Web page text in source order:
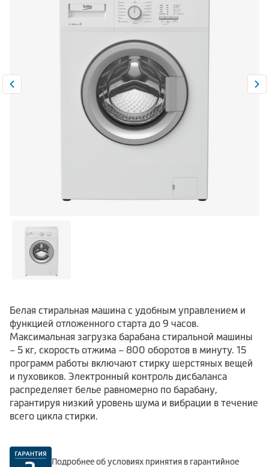
Климатическая техника
Белая стиральная машина с удобным управлением и
функцией отложенного старта до 9 часов.
Максимальная загрузка барабана стиральной машины
– 5 кг, скорость отжима – 800 оборотов в минуту. 15
программ работы включают стирку шерстяных вещей
и пуховиков. Электронный контроль дисбаланса
распределяет белье равномерно по барабану,
гарантируя низкий уровень шума и вибрации в течение
всего цикла стирки.
Подробнее об условиях принятия в гарантийное